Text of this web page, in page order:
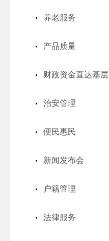
养老服务
产品质量
财政资金直达基层
治安管理
便民惠民
新闻发布会
户籍管理
法律服务